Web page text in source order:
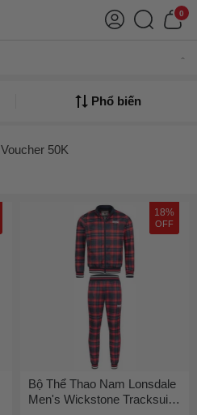
0
Phổ biến
Voucher 50K
18%
OFF
Bộ Thể Thao Nam Lonsdale
Men's Wickstone Tracksuit